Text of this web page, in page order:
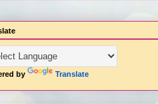
by Translate